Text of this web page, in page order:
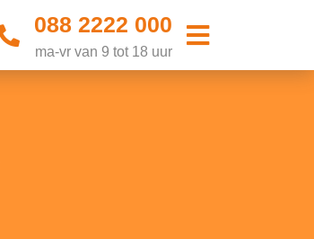
088 2222 000
ma-vr van 9 tot 18 uur